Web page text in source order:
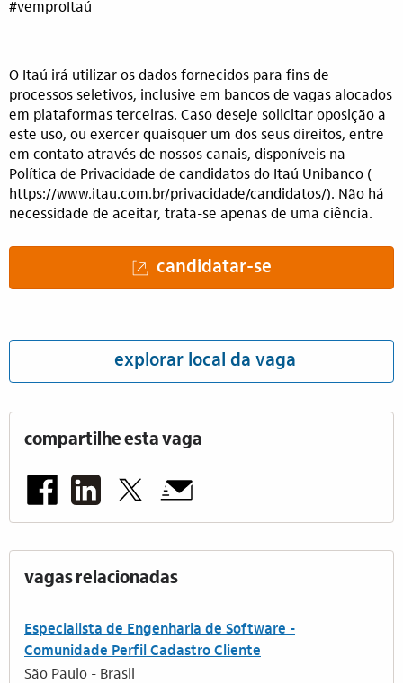
#vemproItaú
O Itaú irá utilizar os dados fornecidos para fins de
processos seletivos, inclusive em bancos de vagas alocados
em plataformas terceiras. Caso deseje solicitar oposição a
este uso, ou exercer quaisquer um dos seus direitos, entre
em contato através de nossos canais, disponíveis na
Política de Privacidade de candidatos do Itaú Unibanco (
https://www.itau.com.br/privacidade/candidatos/). Não há
necessidade de aceitar, trata-se apenas de uma ciência.
candidatar-se
explorar local da vaga
compartilhe esta vaga
vagas relacionadas
Especialista de Engenharia de Software -
Comunidade Perfil Cadastro Cliente
São Paulo - Brasil